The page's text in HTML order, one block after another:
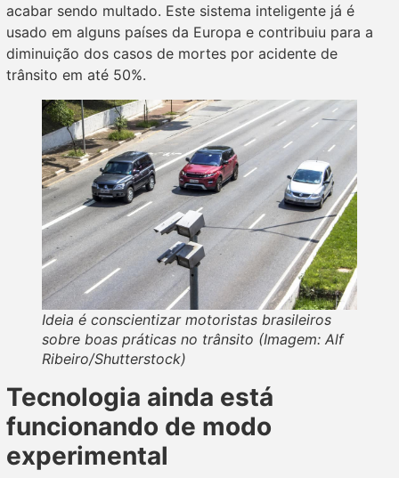
acabar sendo multado. Este sistema inteligente já é
usado em alguns países da Europa e contribuiu para a
diminuição dos casos de mortes por acidente de
trânsito em até 50%.
Ideia é conscientizar motoristas brasileiros
sobre boas práticas no trânsito (Imagem: Alf
Ribeiro/Shutterstock)
Tecnologia ainda está
funcionando de modo
experimental